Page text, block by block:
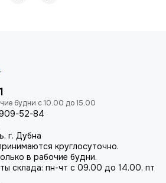
52-84
г. Дубна
круглосуточно.
в рабочие будни.
склада: пн-чт с 09.00 до 14.00, пт